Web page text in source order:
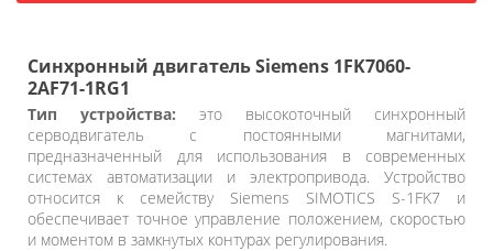
Синхронный двигатель Siemens 1FK7060-
2AF71-1RG1
Тип устройства: это высокоточный синхронный
серводвигатель с постоянными магнитами,
предназначенный для использования в современных
системах автоматизации и электропривода. Устройство
относится к семейству Siemens SIMOTICS S-1FK7 и
обеспечивает точное управление положением, скоростью
и моментом в замкнутых контурах регулирования.